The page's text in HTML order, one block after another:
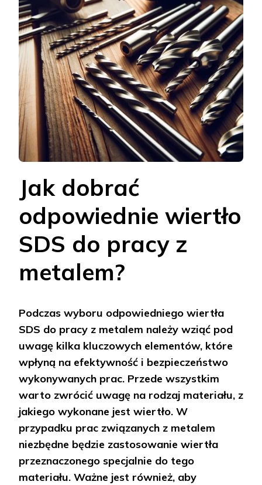
Jak dobrać
odpowiednie wiertło
SDS do pracy z
metalem?
Podczas wyboru odpowiedniego wiertła
SDS do pracy z metalem należy wziąć pod
uwagę kilka kluczowych elementów, które
wpłyną na efektywność i bezpieczeństwo
wykonywanych prac. Przede wszystkim
warto zwrócić uwagę na rodzaj materiału, z
jakiego wykonane jest wiertło. W
przypadku prac związanych z metalem
niezbędne będzie zastosowanie wiertła
przeznaczonego specjalnie do tego
materiału. Ważne jest również, aby